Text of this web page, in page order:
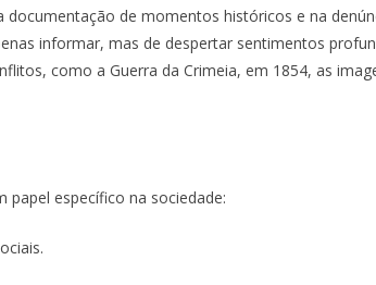
de momentos históricos e na
informar, mas de despertar sentimentos
como a Guerra da Crimeia, em 1854, as
específico na sociedade: